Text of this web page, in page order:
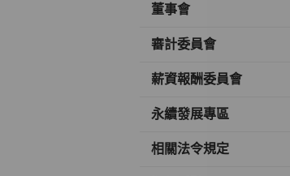
董事會
審計委員會
薪資報酬委員會
永續發展專區
相關法令規定